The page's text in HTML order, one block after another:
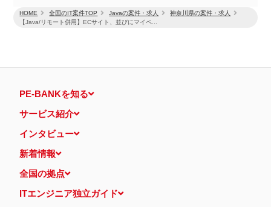
HOME 全国のIT案件TOP Javaの案件・求人
神奈川県の案件・求人
【Java/リモート併用】ECサイト、並びにマイペ...
PE-BANKを知る
サービス紹介
インタビュー
新着情報
全国の拠点
ITエンジニア独立ガイド